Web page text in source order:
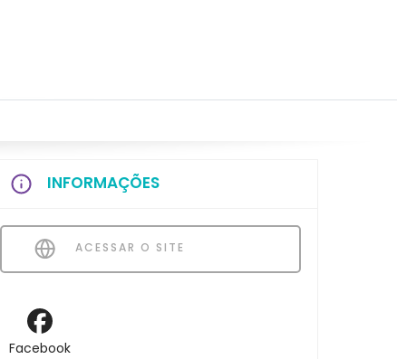
INFORMAÇÕES
ACESSAR O SITE
Facebook